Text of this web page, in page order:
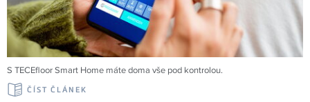
S TECEfloor Smart Home máte doma vše pod kontrolou.
ČÍST ČLÁNEK